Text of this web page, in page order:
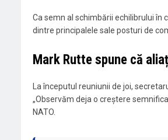
Ca semn al schimbării echilibrului în
dintre principalele sale posturi de
Mark Rutte spune că
La începutul reuniunii de joi,
„Observăm deja o creştere
NATO.